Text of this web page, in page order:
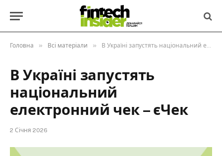
Головна » Всі матеріали » В Україні запустять національний електронний чек – єЧек
В Україні запустять
національний
електронний чек – єЧек
2 Січня 2026